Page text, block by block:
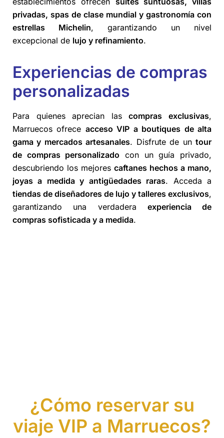
privadas, spas de clase mundial y gastronomía con
estrellas Michelin, garantizando un nivel
excepcional de lujo y refinamiento.
Experiencias de compras
personalizadas
Para quienes aprecian lascompras exclusivas,
Marruecos ofrece acceso VIP a boutiques de alta
gama y mercados artesanales. Disfrute de untour
de compras personalizado con un guía privado,
descubriendo los mejores caftanes hechos a mano,
joyas a medida y antigüedades raras. Acceda a
tiendas de diseñadores de lujo y talleres exclusivos,
garantizando una verdadera experiencia de
compras sofisticada y a medida.
¿Cómo reservar su
viaje VIP a Marruecos?